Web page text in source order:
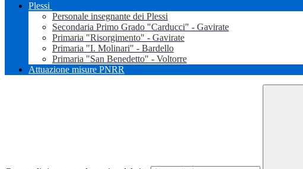
Plessi
Personale insegnante dei Plessi
Secondaria Primo Grado "Carducci" - Gavirate
Primaria "Risorgimento" - Gavirate
Primaria "I. Molinari" - Bardello
Primaria "San Benedetto" - Voltorre
Attuazione misure PNRR